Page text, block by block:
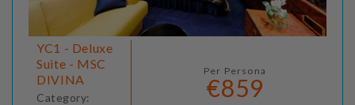
YC1 - Deluxe
Suite - MSC
DIVINA
Category:
Per Persona
€859